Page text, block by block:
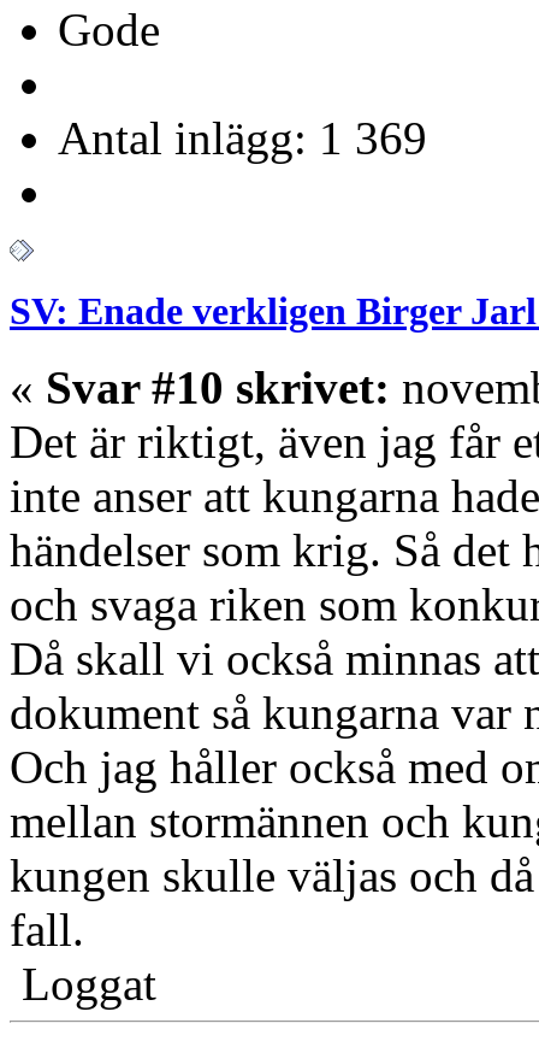
Gode
Antal inlägg: 1 369
SV: Enade verkligen Birger
« Svar #10 skrivet:
Det är riktigt, även jag får
inte anser att kungarna
händelser som krig. Så det
och svaga riken som
Då skall vi också minnas
dokument så kungarna var
Och jag håller också med
mellan stormännen och
kungen skulle väljas och
fall.
Loggat